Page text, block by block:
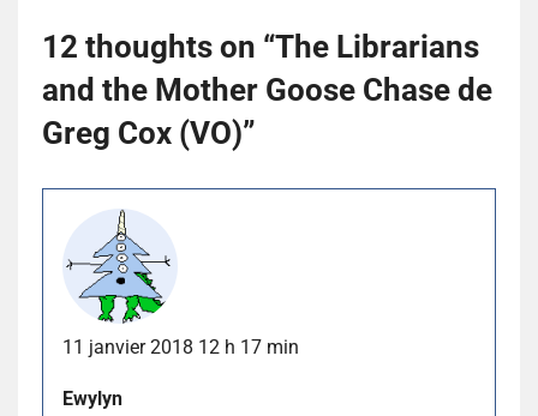
12 thoughts on “The Librarians
and the Mother Goose Chase de
Greg Cox (VO)”
11 janvier 2018 12 h 17 min
Ewylyn